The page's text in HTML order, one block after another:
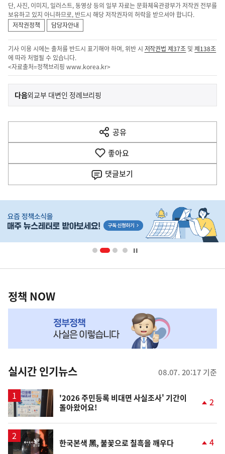
단, 사진, 이미지, 일러스트, 동영상 등의 일부 자료는 문화체육관광부가 저작권 전부를
보유하고 있지 아니하므로, 반드시 해당 저작권자의 허락을 받으셔야 합니다.
저작권정책
담당자안내
기사 이용 시에는 출처를 반드시 표기해야 하며, 위반 시 저작권법 제37조 및제138조
에 따라 처벌될 수 있습니다.
<자료출처=정책브리핑 www.korea.kr>
이
전
다
음
다음기
외교부 대변인 정례브리핑
공유
열
기
좋아요
댓글보기
단
영
책
NOW,
뉴
스
정책 NOW
실시간 인기뉴스 08.07. 20:17 기준
'2026 주민등록 비대면 사실조사' 기간이
돌아왔어요!
상
2
영
상
한국본색 黑, 불꽃으로 칠흑을 깨우다 4